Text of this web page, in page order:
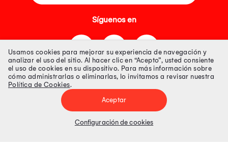
Síguenos en
Tienda 100% Segura
Tiendas Peruanas S.A. R.U.C. Nº 20493020618. Todos los derechos
Precios disponibles solo en www.oechsle.pe. Precios online publicados
Usamos cookies para mejorar su experiencia de navegación y
analizar el uso del sitio. Al hacer clic en “Acepto”, usted consiente
el uso de cookies en su dispositivo. Para más información sobre
cómo administrarlas o eliminarlas, lo invitamos a revisar nuestra
Política de Cookies.
Aceptar
Configuración de cookies